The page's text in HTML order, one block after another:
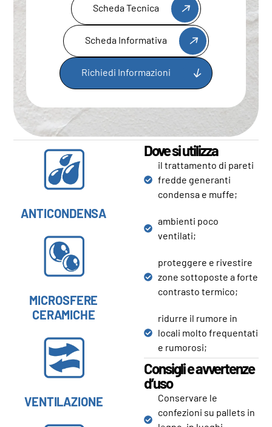
Scheda Tecnica
Scheda Informativa
Richiedi Informazioni
ANTICONDENSA
MICROSFERE
CERAMICHE
VENTILAZIONE
Dove si utilizza
il trattamento di pareti
fredde generanti
condensa e muffe;
ambienti poco
ventilati;
proteggere e rivestire
zone sottoposte a forte
contrasto termico;
ridurre il rumore in
locali molto frequentati
e rumorosi;
Consigli e avvertenze
d’uso
Conservare le
confezioni su pallets in